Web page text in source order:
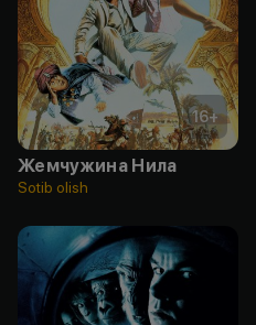
16+
Жемчужина Нила
Sotib olish